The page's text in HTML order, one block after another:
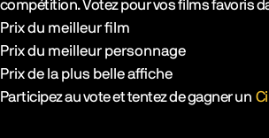
compétition. Votez pour vos films favoris
Prix du meilleur film
Prix du meilleur personnage
Prix de la plus belle affiche
Participez au vote et tentez de gagner un